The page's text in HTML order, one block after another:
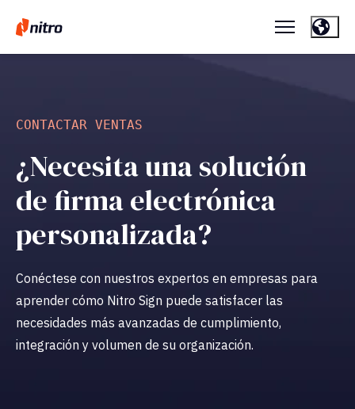
CONTACTAR VENTAS
¿Necesita una solución
de firma electrónica
personalizada?
Conéctese con nuestros expertos en empresas para
aprender cómo Nitro Sign puede satisfacer las
necesidades más avanzadas de cumplimiento,
integración y volumen de su organización.